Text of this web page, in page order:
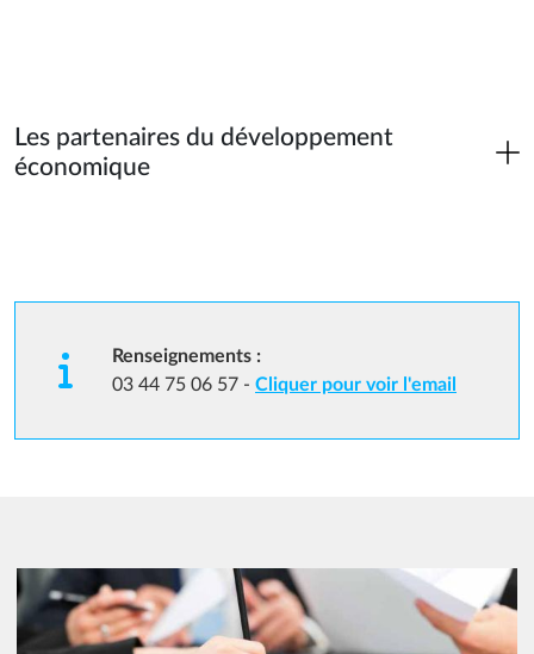
Les partenaires du développement
économique
Renseignements :
03 44 75 06 57 - Cliquer pour voir l'email
Image